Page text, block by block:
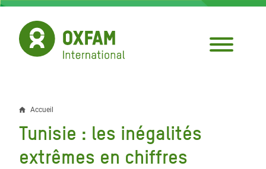
Aller
contenu
principal
Fil
d'Ariane
Accueil
Tunisie : les inégalités
extrêmes en chiffres